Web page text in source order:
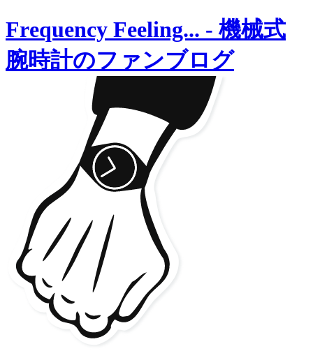
Frequency Feeling... - 機械式
腕時計のファンブログ